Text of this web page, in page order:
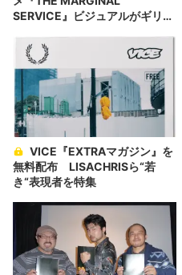
SERVICE』ビジュアルがギリギ
無料配布 LISACHRISら“若
き“表現者を特集